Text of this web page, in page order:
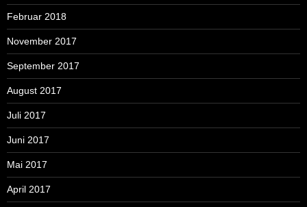
Februar 2018
November 2017
September 2017
August 2017
Juli 2017
Juni 2017
Mai 2017
April 2017